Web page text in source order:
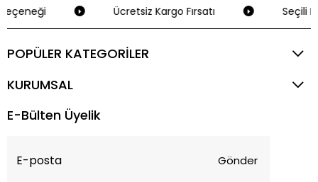
tutarken aynı zamanda dünyayı keşfetmelerini
renklendiriyor. Unicorn temalı Igor Kız Çocuk Unicornia
Cırtlı Panduf, cırt cırtlı yapısıyla kolay giyilip
katıyor.
Dansı
Ücretsiz Kargo Fırsatı Seçili
POPÜLER KATEGORİLER
KURUMSAL
E-Bülten Üyelik
Gönder